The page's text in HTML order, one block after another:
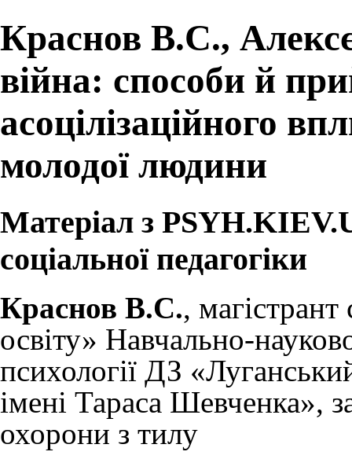
Краснов В.С.,
війна: способи й
асоцілізаційного
молодої людини
Матеріал з
соціальної педагогіки
Краснов В.С.,
освіту» Навчально-
психології ДЗ
імені Тараса Шевченка»,
охорони з тилу